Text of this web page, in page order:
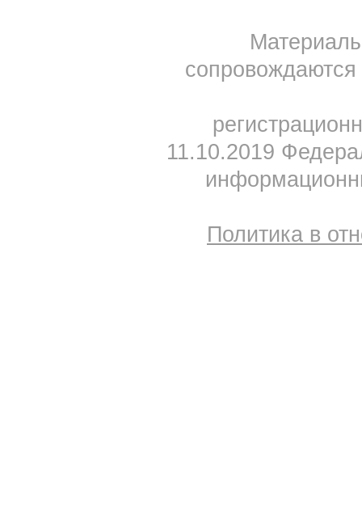
11.10.2019
Политика в